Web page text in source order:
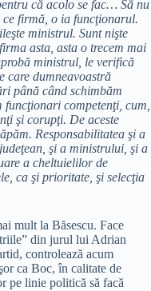
că acolo se fac… Să nu
firmă, o ia funcţionarul.
ministrul. Sunt nişte
asta, asta o trecem mai
ministrul, le verifică
care dumneavoastră
până când schimbăm
competenţi, cum,
şi corupţi. De aceste
Responsabilitatea şi a
şi a ministrului, şi a
a cheltuielilor de
ca şi prioritate, şi selecţia
mult la Băsescu. Face
din jurul lui Adrian
controlează acum
ca Boc, în calitate de
pe linie politică să facă